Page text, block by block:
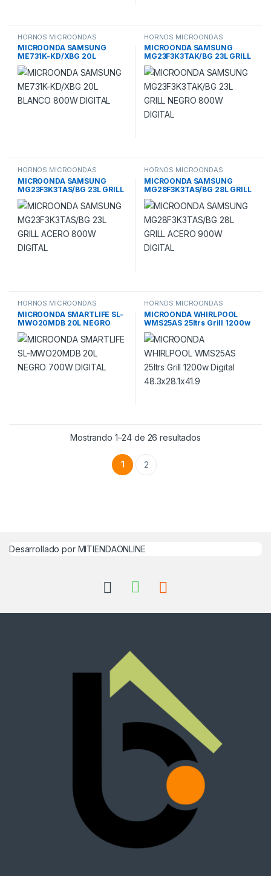
HORNOS MICROONDAS
MICROONDA SAMSUNG
ME731K-KD/XBG 20L
BLANCO 800W DIGITAL
HORNOS MICROONDAS
MICROONDA SAMSUNG
MG23F3K3TAK/BG 23L GRILL
NEGRO 800W DIGITAL
HORNOS MICROONDAS
MICROONDA SAMSUNG
MG23F3K3TAS/BG 23L GRILL
ACERO 800W DIGITAL
HORNOS MICROONDAS
MICROONDA SAMSUNG
MG28F3K3TAS/BG 28L GRILL
ACERO 900W DIGITAL
HORNOS MICROONDAS
MICROONDA SMARTLIFE SL-
MWO20MDB 20L NEGRO
700W DIGITAL
HORNOS MICROONDAS
MICROONDA WHIRLPOOL
WMS25AS 25ltrs Grill 1200w
Digital 48.3×28.1×41.9
Mostrando 1–24 de 26 resultados
1 2
Desarrollado por MITIENDAONLINE